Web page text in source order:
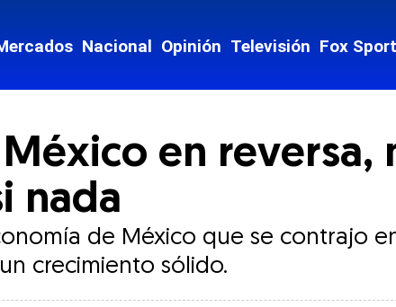
Nacional Opinión Televisión Fox
en reversa,
nada
de México que se contrajo
crecimiento sólido.